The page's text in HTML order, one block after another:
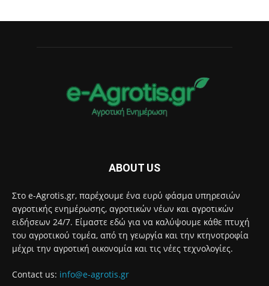
ABOUT US
Στο e-Agrotis.gr, παρέχουμε ένα ευρύ φάσμα υπηρεσιών
αγροτικής ενημέρωσης, αγροτικών νέων και αγροτικών
ειδήσεων 24/7. Είμαστε εδώ για να καλύψουμε κάθε πτυχή
του αγροτικού τομέα, από τη γεωργία και την κτηνοτροφία
μέχρι την αγροτική οικονομία και τις νέες τεχνολογίες.
Contact us: info@e-agrotis.gr